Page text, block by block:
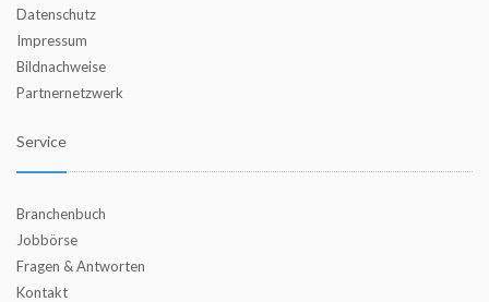
Datenschutz
Impressum
Bildnachweise
Partnernetzwerk
Service
Branchenbuch
Jobbörse
Fragen & Antworten
Kontakt